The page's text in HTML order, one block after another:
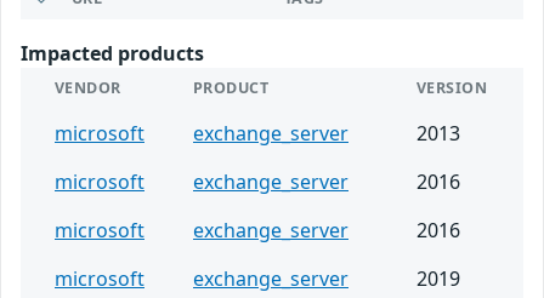
Impacted products
VENDOR PRODUCT VERSION
microsoft exchange_server
2013
microsoft
exchange_server
2016
microsoft
exchange_server
2016
microsoft
exchange_server
2019